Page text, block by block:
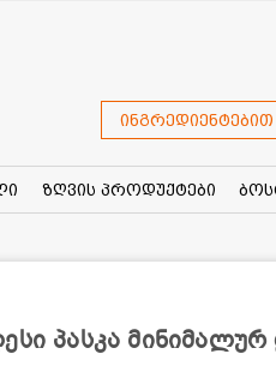
ინგრედიენტებით
ზღვის პროდუქტები
პასკა